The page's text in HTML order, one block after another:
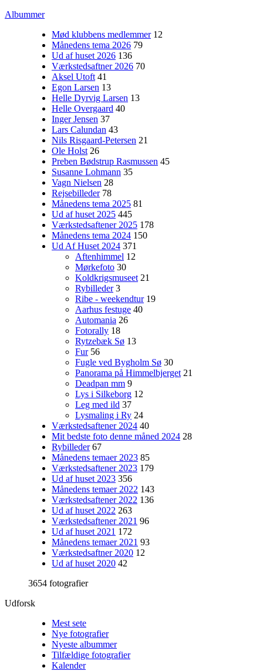
Albummer
Mød klubbens medlemmer 12
Månedens tema 2026 79
Ud af huset 2026 136
Værkstedsaftner 2026 70
Aksel Utoft 41
Egon Larsen 13
Helle Dyrvig Larsen 13
Helle Overgaard 40
Inger Jensen 37
Lars Calundan 43
Nils Risgaard-Petersen 21
Ole Holst 26
Preben Bødstrup Rasmussen 45
Susanne Lohmann 35
Vagn Nielsen 28
Rejsebilleder 78
Månedens tema 2025 81
Ud af huset 2025 445
Værkstedsaftener 2025 178
Månedens tema 2024 150
Ud Af Huset 2024 371
Aftenhimmel 12
Mørkefoto 30
Koldkrigsmuseet 21
Rybilleder 3
Ribe - weekendtur 19
Aarhus festuge 40
Automania 26
Fotorally 18
Rytzebæk Sø 13
Fur 56
Fugle ved Bygholm Sø 30
Panorama på Himmelbjerget 21
Deadpan mm 9
Lys i Silkeborg 12
Leg med ild 37
Lysmaling i Ry 24
Værkstedsaftener 2024 40
Mit bedste foto denne måned 2024 28
Rybilleder 67
Månedens temaer 2023 85
Værkstedsaftener 2023 179
Ud af huset 2023 356
Månedens temaer 2022 143
Værkstedsaftener 2022 136
Ud af huset 2022 263
Værkstedsaftener 2021 96
Ud af huset 2021 172
Månedens temaer 2021 93
Værkstedsaftner 2020 12
Ud af huset 2020 42
3654 fotografier
Udforsk
Mest sete
Nye fotografier
Nyeste albummer
Tilfældige fotografier
Kalender